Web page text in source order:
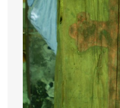
Občanská vzdělávací jednota
257 24
IČ: 498 28